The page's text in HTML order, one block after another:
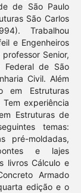
de São Paulo
São Carlos
Trabalhou
e Engenheiros
Senior,
Federal de São
Civil. Além
em Estruturas
experiência
Estruturas de
temas:
pré-moldadas,
e lajes
livros Cálculo e
Armado
edição e o